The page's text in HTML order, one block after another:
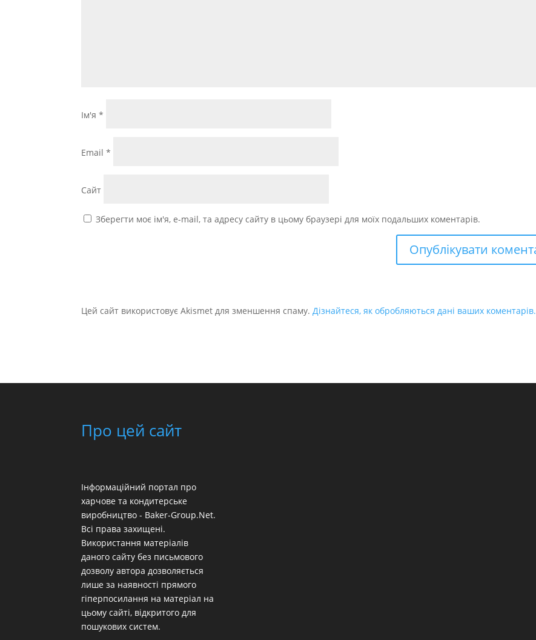
Ім'я*
Email*
Сайт
Зберегти моє ім'я, e-mail, та адресу сайту в цьому браузері для моїх подальших коментарів.
Цей сайт використовує Akismet для зменшення спаму.Дізнайтеся, як обробляються дані ваших коментарів.
Про цей сайт
Інформаційний портал про
харчове та кондитерське
виробництво - Baker-Group.Net.
Всі права захищені.
Використання матеріалів
даного сайту без письмового
дозволу автора дозволяється
лише за наявності прямого
гіперпосилання на матеріал на
цьому сайті, відкритого для
пошукових систем.